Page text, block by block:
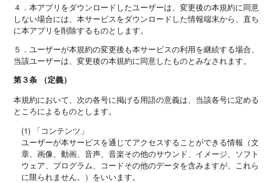
４．本アプリをダウンロードしたユーザーは、変更後の本規約に同意
しない場合には、本サービスをダウンロードした情報端末から、直ち
に本アプリを削除するものとします。
５．ユーザーが本規約の変更後も本サービスの利用を継続する場合、
当該ユーザーは、変更後の本規約に同意したものとみなされます。
第３条 （定義）
本規約において、次の各号に掲げる用語の意義は、当該各号に定める
ところによるものとします。
(1) 「コンテンツ」
ユーザーが本サービスを通じてアクセスすることができる情報（文
章、画像、動画、音声、音楽その他のサウンド、イメージ、ソフト
ウェア、プログラム、コードその他のデータを含みますが、これら
に限られません。）をいいます。